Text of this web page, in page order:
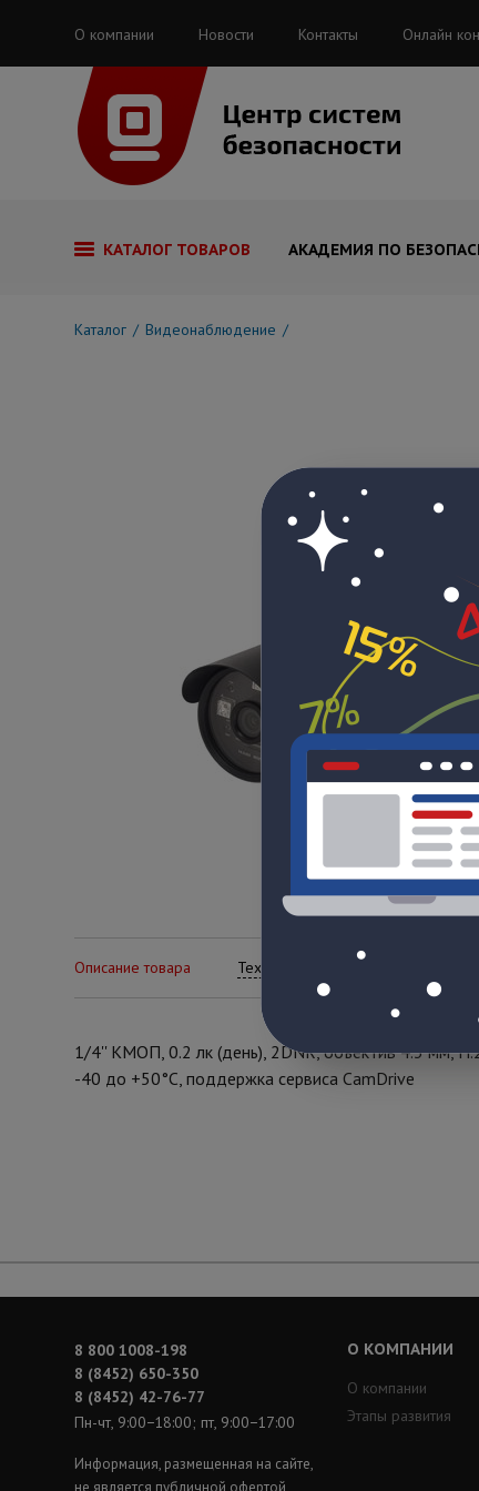
О компании Новости Контакты Онлайн
КАТАЛОГ ТОВАРОВ АКАДЕМИЯ ПО
Каталог Видеонаблюдение
Описание товара Технические характеристики
1/4'' КМОП, 0.2 лк (день), 2DNR, объектив 4.3 мм,
-40 до +50°С, поддержка сервиса CamDrive
8 800 1008-198
8 (8452) 650-350
8 (8452) 42-76-77
Пн-чт, 9:00−18:00; пт, 9:00−17:00
Информация, размещенная на сайте,
не является публичной офертой
О КОМПАНИИ
О компании
Этапы развития